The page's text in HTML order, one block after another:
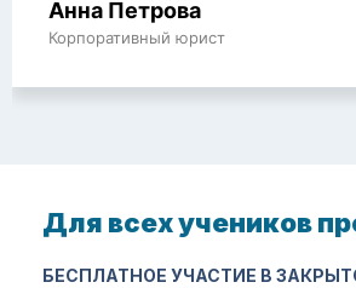
Анна Петрова
Корпоративный юрист
Для всех учеников
БЕСПЛАТНОЕ УЧАСТИЕ В